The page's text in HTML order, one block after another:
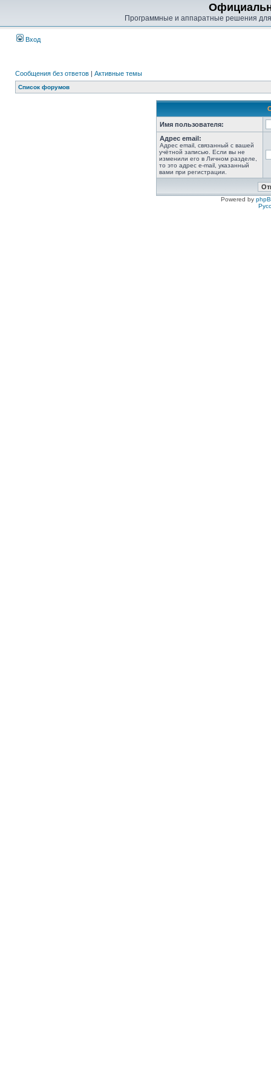
Программные и аппаратные решения
Вход
Сообщения без ответов | Активные темы
Список форумов
Имя пользователя:
Адрес email:
Адрес email, связанный с вашей
учётной записью. Если вы не
изменили его в Личном разделе,
то это адрес e-mail, указанный
вами при регистрации.
Powered by